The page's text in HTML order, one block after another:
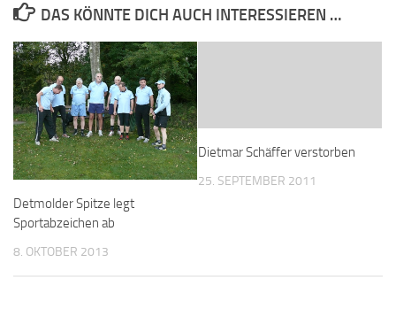
DAS KÖNNTE DICH AUCH INTERESSIEREN …
Detmolder Spitze legt
Sportabzeichen ab
8. OKTOBER 2013
Dietmar Schäffer verstorben
25. SEPTEMBER 2011